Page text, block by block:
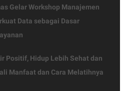
Gelar Workshop Manajemen
Data sebagai Dasar
Positif, Hidup Lebih Sehat dan
Manfaat dan Cara Melatihnya